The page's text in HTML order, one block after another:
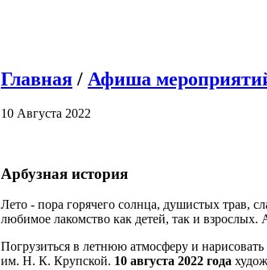
Главная / Афиша
10 Августа 2022
Арбузная история
Лето - пора горячего солнца, душистых трав,
любимое лакомство как детей, так и взрослых.
Погрузиться в летнюю атмосферу и
им. Н. К. Крупской. 10 августа 2022 года